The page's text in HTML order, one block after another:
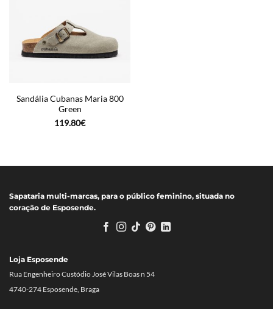
Sandália Cubanas Maria 800
Green
119.80€
Sapataria multi-marcas, para o público feminino, situada no
coração de Esposende.
Loja Esposende
Rua Engenheiro Custódio José Vilas Boas n 54
4740-274 Esposende, Braga